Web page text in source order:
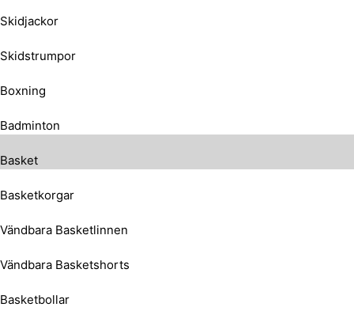
Skidjackor
Skidstrumpor
Boxning
Badminton
Basket
Basketkorgar
Vändbara Basketlinnen
Vändbara Basketshorts
Basketbollar